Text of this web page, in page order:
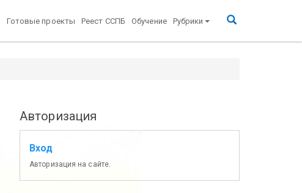
Готовые проекты Реест ССПБ Обучение Рубрики
Авторизация
Вход
Авторизация на сайте.